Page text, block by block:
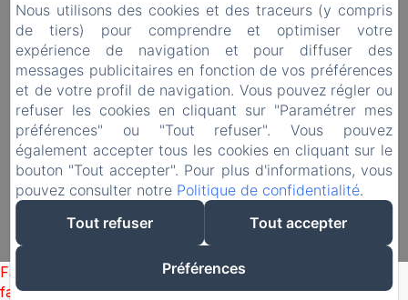
Préparez Votre Séjour
Politique de confidentialité
Informations légales
Informations sur les cookies
EN FR NL
Créé par Amenitiz
Failed to load BookingEngine/index: Loading chunk 1322
failed. (missing:
Nous utilisons des cookies et des traceurs (y compris
de tiers) pour comprendre et optimiser votre
expérience de navigation et pour diffuser des
messages publicitaires en fonction de vos préférences
et de votre profil de navigation. Vous pouvez régler ou
refuser les cookies en cliquant sur "Paramétrer mes
préférences" ou "Tout refuser". Vous pouvez
également accepter tous les cookies en cliquant sur le
bouton "Tout accepter". Pour plus d'informations, vous
pouvez consulter notre Politique de confidentialité.
Tout refuser
Tout accepter
Préférences